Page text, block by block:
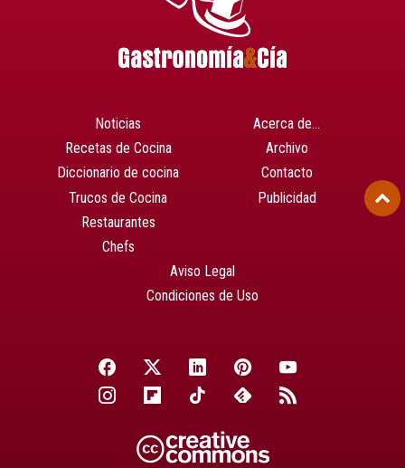
Noticias
Recetas de Cocina
Diccionario de cocina
Trucos de Cocina
Restaurantes
Chefs
Acerca de…
Archivo
Contacto
Publicidad
Aviso Legal
Condiciones de Uso